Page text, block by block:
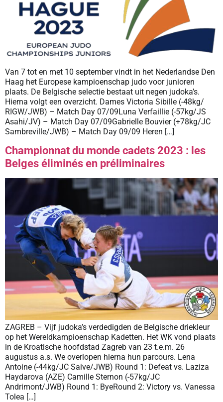
Van 7 tot en met 10 september vindt in het Nederlandse Den
Haag het Europese kampioenschap judo voor junioren
plaats. De Belgische selectie bestaat uit negen judoka’s.
Hierna volgt een overzicht. Dames Victoria Sibille (-48kg/
RIGW/JWB) – Match Day 07/09Luna Verfaillie (-57kg/JS
Asahi/JV) – Match Day 07/09Gabrielle Bouvier (+78kg/JC
Sambreville/JWB) – Match Day 09/09 Heren […]
Championnat du monde cadets 2023 : les
Belges éliminés en préliminaires
ZAGREB – Vijf judoka’s verdedigden de Belgische driekleur
op het Wereldkampioenschap Kadetten. Het WK vond plaats
in de Kroatische hoofdstad Zagreb van 23 t.e.m. 26
augustus a.s. We overlopen hierna hun parcours. Lena
Antoine (-44kg/JC Saive/JWB) Round 1: Defeat vs. Laziza
Haydarova (AZE) Camille Sternon (-57kg/JC
Andrimont/JWB) Round 1: ByeRound 2: Victory vs. Vanessa
Tolea […]